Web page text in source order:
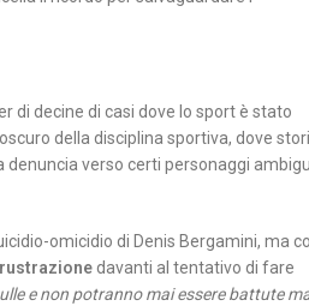
di decine di casi dove lo sport è stato
della disciplina sportiva, dove
denuncia verso certi personaggi
omicidio di Denis Bergamini, ma
davanti al tentativo di fare
e non potranno mai essere battute